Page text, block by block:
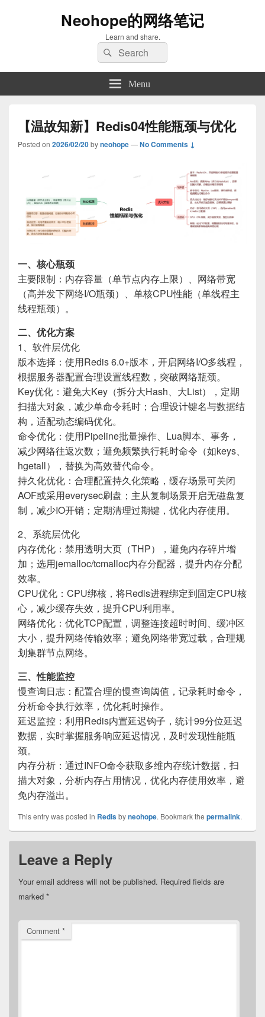
Neohope的网络笔记
Learn and share.
Search
for:
Search
Menu
【温故知新】Redis04性能瓶颈与优化
Posted on 2026/02/20byneohope—No Comments ↓
一、核心瓶颈
主要限制：内存容量（单节点内存上限）、网络带宽
（高并发下网络I/O瓶颈）、单核CPU性能（单线程主
线程瓶颈）。
二、优化方案
1、软件层优化
版本选择：使用Redis 6.0+版本，开启网络I/O多线程，
根据服务器配置合理设置线程数，突破网络瓶颈。
Key优化：避免大Key（拆分大Hash、大List），定期
扫描大对象，减少单命令耗时；合理设计键名与数据结
构，适配动态编码优化。
命令优化：使用Pipeline批量操作、Lua脚本、事务，
减少网络往返次数；避免频繁执行耗时命令（如keys、
hgetall），替换为高效替代命令。
持久化优化：合理配置持久化策略，缓存场景可关闭
AOF或采用everysec刷盘；主从复制场景开启无磁盘复
制，减少IO开销；定期清理过期键，优化内存使用。
2、系统层优化
内存优化：禁用透明大页（THP），避免内存碎片增
加；选用jemalloc/tcmalloc内存分配器，提升内存分配
效率。
CPU优化：CPU绑核，将Redis进程绑定到固定CPU核
心，减少缓存失效，提升CPU利用率。
网络优化：优化TCP配置，调整连接超时时间、缓冲区
大小，提升网络传输效率；避免网络带宽过载，合理规
划集群节点网络。
三、性能监控
慢查询日志：配置合理的慢查询阈值，记录耗时命令，
分析命令执行效率，优化耗时操作。
延迟监控：利用Redis内置延迟钩子，统计99分位延迟
数据，实时掌握服务响应延迟情况，及时发现性能瓶
颈。
内存分析：通过INFO命令获取多维内存统计数据，扫
描大对象，分析内存占用情况，优化内存使用效率，避
免内存溢出。
This entry was posted in Redisbyneohope. Bookmark the permalink.
Leave a Reply
Your email address will not be published. Required fields are
marked *
Comment *